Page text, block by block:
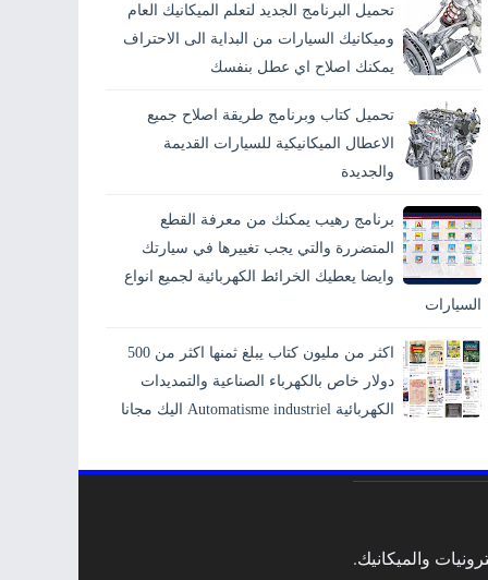
تحميل البرنامج الجديد لتعلم الميكانيك العام
وميكانيك السيارات من البداية الى الاحتراف
يمكنك اصلاح اي عطل بنفسك
تحميل كتاب وبرنامج طريقة اصلاح جميع
الاعطال الميكانيكية للسيارات القديمة
والجديدة
برنامج رهيب يمكنك من معرفة القطع
المتضررة والتي يجب تغييرها في سيارتك
وايضا يعطيك الخرائط الكهربائية لجميع انواع
السيارات
اكثر من مليون كتاب يبلغ ثمنها اكثر من 500
دولار خاص بالكهرباء الصناعية والتمديدات
الكهربائية Automatisme industriel اليك مجانا
والميكانيك.